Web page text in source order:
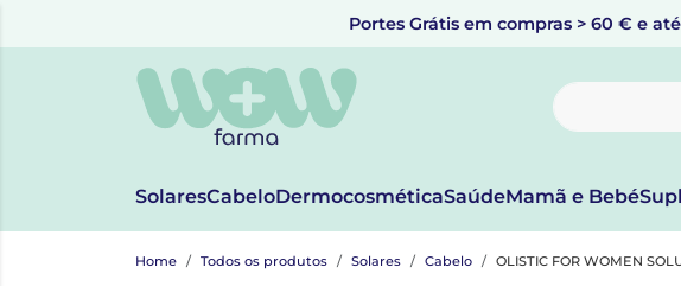
Portes Grátis em compras > 60 € e
SolaresCabeloDermocosméticaSaúdeMamã e Bebé
Home Todos os produtos Solares Cabelo OLISTIC FOR WOMEN